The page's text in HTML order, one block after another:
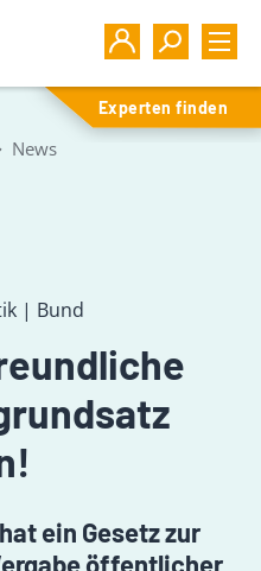
Experten finden
News
| Bund
ein Gesetz zur
öffentlicher